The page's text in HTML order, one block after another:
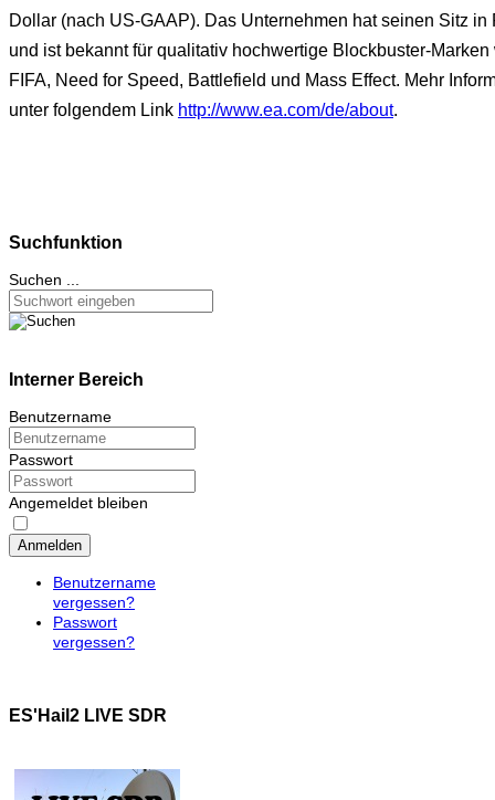
Dollar (nach US-GAAP). Das Unternehmen hat seinen Sitz
und ist bekannt für qualitativ hochwertige Blockbuster-
FIFA, Need for Speed, Battlefield und Mass Effect. Mehr
unter folgendem Link http://www.ea.com/de/about.
Suchfunktion
Suchen ...
Interner Bereich
Benutzername
Passwort
Angemeldet bleiben
Anmelden
Benutzername
vergessen?
Passwort
vergessen?
ES'Hail2 LIVE SDR